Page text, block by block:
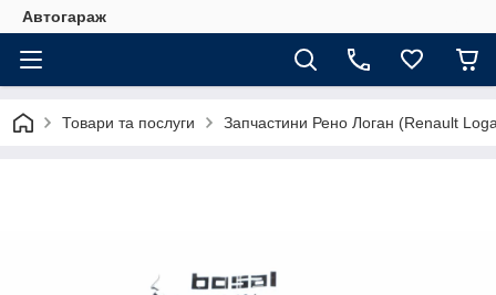
Автогараж
Товари та послуги Запчастини Рено Логан (Renault